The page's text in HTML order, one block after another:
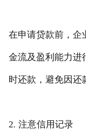
在申请贷款前，企
金流及盈利能力进
时还款，避免因还
2. 注意信用记录